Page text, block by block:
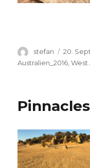
Autor
stefan
am
20.
Australien_2016 ,West